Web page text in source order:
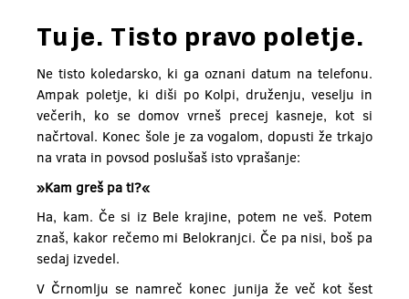
Tu je. Tisto pravo poletje.
Ne tisto koledarsko, ki ga oznani datum na telefonu.
Ampak poletje, ki diši po Kolpi, druženju, veselju in
večerih, ko se domov vrneš precej kasneje, kot si
načrtoval. Konec šole je za vogalom, dopusti že trkajo
na vrata in povsod poslušaš isto vprašanje:
»Kam greš pa ti?«
Ha, kam. Če si iz Bele krajine, potem ne veš. Potem
znaš, kakor rečemo mi Belokranjci. Če pa nisi, boš pa
sedaj izvedel.
V Črnomlju se namreč konec junija že več kot šest